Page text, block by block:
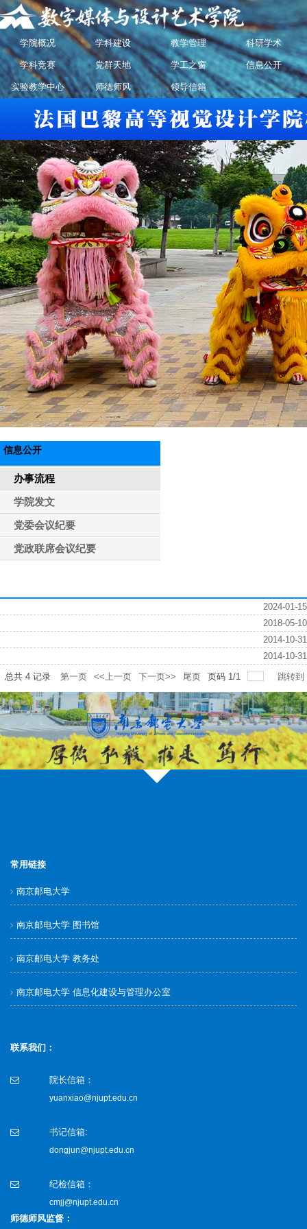
学院概况 学科建设 教学管理 科研学术
学科竞赛 党群天地 学工之窗 信息公开
实验教学中心 师德师风 领导信箱
信息公开
办事流程
学院发文
党委会议纪要
党政联席会议纪要
2024-01-15
2018-05-10
2014-10-31
2014-10-31
总共 4 记录 第一页 <<上一页 下一页>> 尾页 页码 1/1 跳转到
常用链接
南京邮电大学
南京邮电大学 图书馆
南京邮电大学 教务处
南京邮电大学 信息化建设与管理办公室
联系我们：
院长信箱：
yuanxiao@njupt.edu.cn
书记信箱:
dongjun@njupt.edu.cn
纪检信箱：
cmjj@njupt.edu.cn
师德师风监督：